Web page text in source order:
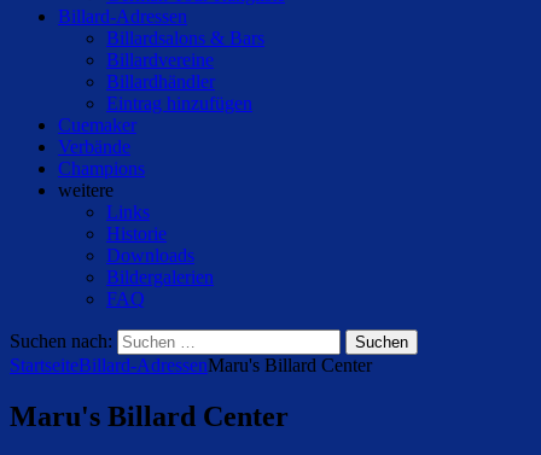
Billard-Adressen
Billardsalons & Bars
Billardvereine
Billardhändler
Eintrag hinzufügen
Cuemaker
Verbände
Champions
weitere
Links
Historie
Downloads
Bildergalerien
FAQ
Suchen nach:
StartseiteBillard-AdressenMaru's Billard Center
Maru's Billard Center